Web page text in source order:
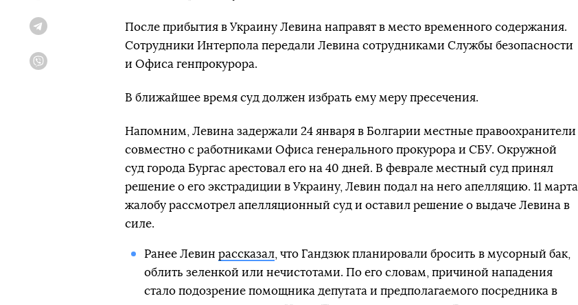
После прибытия в Украину Левина направят в место временного содержания.
Сотрудники Интерпола передали Левина сотрудниками Службы безопасности
и Офиса генпрокурора.
В ближайшее время суд должен избрать ему меру пресечения.
Напомним, Левина задержали 24 января в Болгарии местные правоохранители
совместно с работниками Офиса генерального прокурора и СБУ. Окружной
суд города Бургас арестовал его на 40 дней. В феврале местный суд принял
решение о его экстрадиции в Украину, Левин подал на него апелляцию. 11 марта
жалобу рассмотрел апелляционный суд и оставил решение о выдаче Левина в
силе.
Ранее Левин рассказал, что Гандзюк планировали бросить в мусорный бак,
облить зеленкой или нечистотами. По его словам, причиной нападения
стало подозрение помощника депутата и предполагаемого посредника в